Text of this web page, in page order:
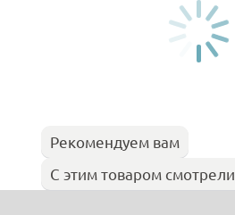
Рекомендуем вам
С этим товаром смотрели